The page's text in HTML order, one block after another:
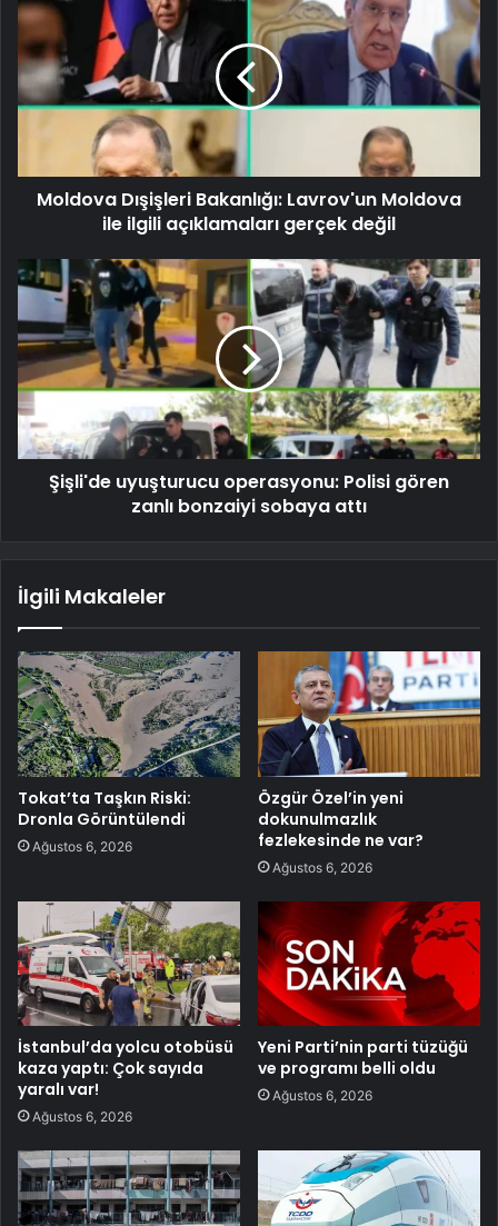
Moldova Dışişleri Bakanlığı: Lavrov'un Moldova
ile ilgili açıklamaları gerçek değil
Şişli'de uyuşturucu operasyonu: Polisi gören
zanlı bonzaiyi sobaya attı
İlgili Makaleler
Tokat’ta Taşkın Riski:
Dronla Görüntülendi
Ağustos 6, 2026
Özgür Özel’in yeni
dokunulmazlık
fezlekesinde ne var?
Ağustos 6, 2026
İstanbul’da yolcu otobüsü
kaza yaptı: Çok sayıda
yaralı var!
Ağustos 6, 2026
Yeni Parti’nin parti tüzüğü
ve programı belli oldu
Ağustos 6, 2026